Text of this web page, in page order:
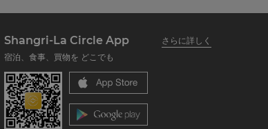
Shangri-La Circle App
さらに詳しく
宿泊、食事、買物を どこでも